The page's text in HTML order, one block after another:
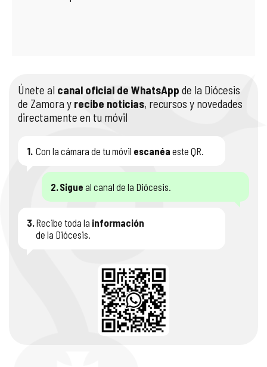
Únete al canal oficial de WhatsApp de la Diócesis
de Zamora y recibe noticias, recursos y novedades
directamente en tu móvil
1. Con la cámara de tu móvil escanéa este QR.
2.Sigue al canal de la Diócesis.
3.Recibe toda la información
de la Diócesis.